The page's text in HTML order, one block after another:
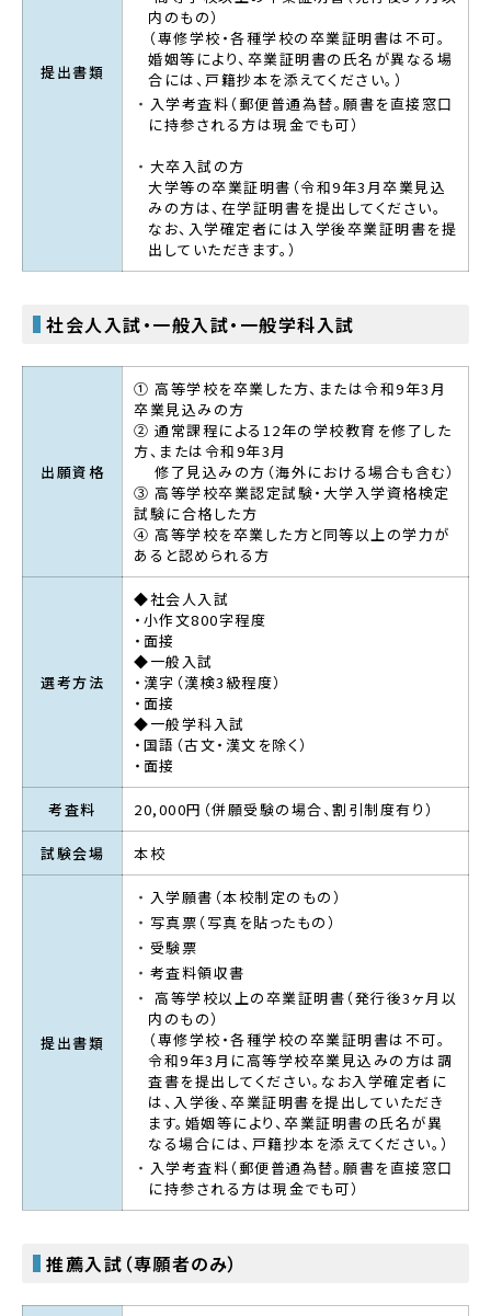
提出書類
内のもの）
（専修学校・各種学校の卒業証明書は不可。
婚姻等により、卒業証明書の氏名が異なる場
合には、戸籍抄本を添えてください。）
入学考査料（郵便普通為替。願書を直接窓口
に持参される方は現金でも可）
大卒入試の方
大学等の卒業証明書（令和9年3月卒業見込
みの方は、在学証明書を提出してください。
なお、入学確定者には入学後卒業証明書を提
出していただきます。）
社会人入試・一般入試・一般学科入試
出願資格
① 高等学校を卒業した方、または令和9年3月
卒業見込みの方
② 通常課程による12年の学校教育を修了した
方、または令和9年3月
修了見込みの方（海外における場合も含む）
③ 高等学校卒業認定試験・大学入学資格検定
試験に合格した方
④ 高等学校を卒業した方と同等以上の学力が
あると認められる方
選考方法
◆社会人入試
・小作文800字程度
・面接
◆一般入試
・漢字（漢検3級程度）
・面接
◆一般学科入試
・国語（古文・漢文を除く）
・面接
考査料 20,000円（併願受験の場合、割引制度有り）
試験会場 本校
提出書類
入学願書（本校制定のもの）
写真票（写真を貼ったもの）
受験票
考査料領収書
高等学校以上の卒業証明書（発行後3ヶ月以
内のもの）
（専修学校・各種学校の卒業証明書は不可。
令和9年3月に高等学校卒業見込みの方は調
査書を提出してください。なお入学確定者に
は、入学後、卒業証明書を提出していただき
ます。婚姻等により、卒業証明書の氏名が異
なる場合には、戸籍抄本を添えてください。）
入学考査料（郵便普通為替。願書を直接窓口
に持参される方は現金でも可）
推薦入試（専願者のみ）